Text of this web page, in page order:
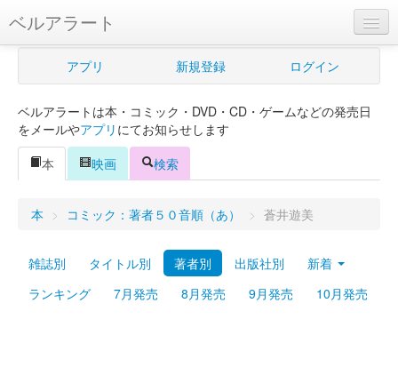
ベルアラート
ベルアラートとは
新規登録
ログイン
Myシェルフ
プレミアム
アプリ 新規登録 ログイン
ベルアラートは本・コミック・DVD・CD・ゲームなどの発売日
をメールやアプリ にてお知らせします
本
映画 検索
本 > コミック：著者５０音順（あ） > 蒼井遊美
雑誌別 タイトル別 著者別 出版社別
新着
ランキング
7月発売 8月発売 9月発売 10月発売